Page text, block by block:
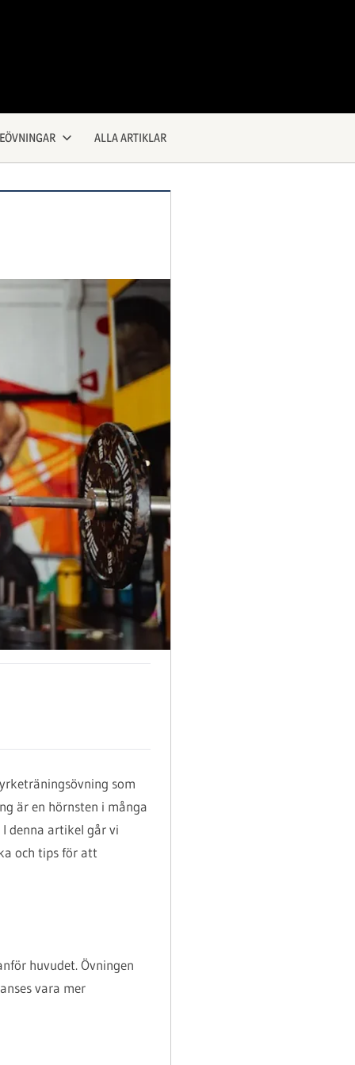
ALLA ARTIKLAR
som
är en hörnsten i många
denna artikel går vi
och tips för att
huvudet. Övningen
vara mer